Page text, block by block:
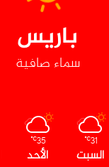
باريس
سماء صافية
31
℃
السبت
35
℃
الأحد